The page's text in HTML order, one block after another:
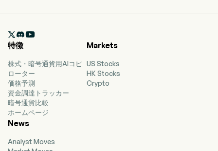

特徴
株式・暗号通貨用AIコピ
ローター
価格予測
資金調達トラッカー
暗号通貨比較
ホームページ
Markets
US Stocks
HK Stocks
Crypto
News
Analyst Moves